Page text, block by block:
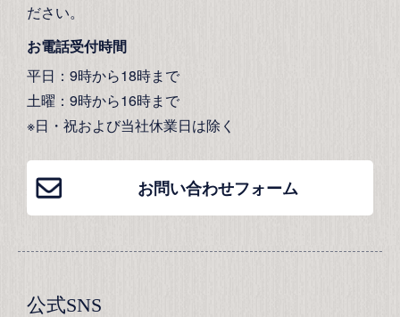
ださい。
お電話受付時間
平日：9時から18時まで
土曜：9時から16時まで
※日・祝および当社休業日は除く
お問い合わせフォーム
公式SNS